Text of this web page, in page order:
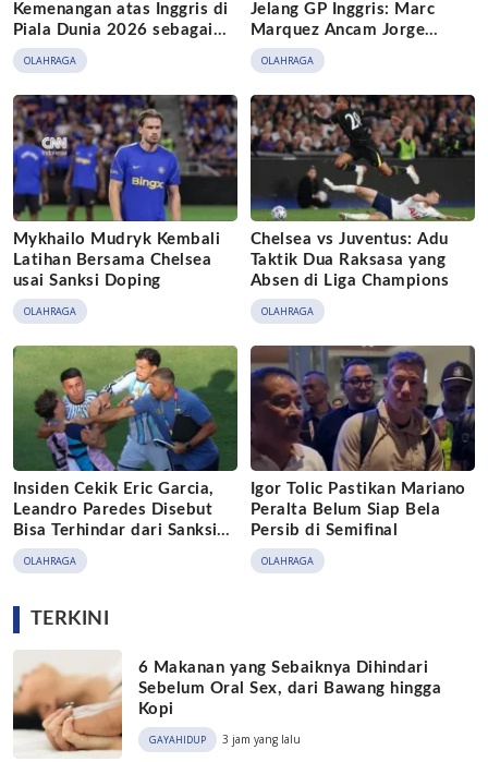
Kemenangan atas Inggris di
Piala Dunia 2026 sebagai
Hari Sepak Bola Nasional
OLAHRAGA
Jelang GP Inggris: Marc
Marquez Ancam Jorge
Martin
OLAHRAGA
Mykhailo Mudryk Kembali
Latihan Bersama Chelsea
usai Sanksi Doping
OLAHRAGA
Chelsea vs Juventus: Adu
Taktik Dua Raksasa yang
Absen di Liga Champions
OLAHRAGA
Insiden Cekik Eric Garcia,
Leandro Paredes Disebut
Bisa Terhindar dari Sanksi
FIFA
OLAHRAGA
Igor Tolic Pastikan Mariano
Peralta Belum Siap Bela
Persib di Semifinal
OLAHRAGA
TERKINI
6 Makanan yang Sebaiknya Dihindari
Sebelum Oral Sex, dari Bawang hingga
Kopi
GAYAHIDUP 3 jam yang lalu